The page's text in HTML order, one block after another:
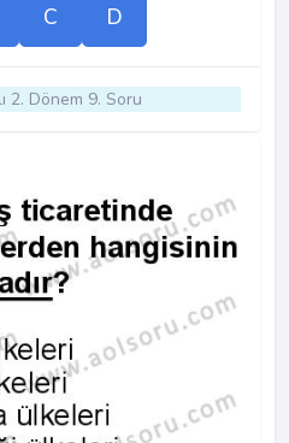
C D
2. Dönem 9. Soru